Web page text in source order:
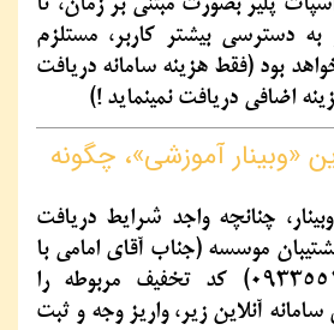
پلیر بصورت مبتنی بر زمان، تا
به دسترسی بیشتر کاربر، مستلزم
بود (فقط هزینه سامانه دریافت
اضافی دریافت نمینماید !)
«وبینار آموزشی»، چگونه
چنانچه واجد شرایط دریافت
موسسه (جناب آقای امامی با
شماره تماس 09335510340) کد تخفیف مربوطه را
آنلاین زیر، واریز وجه و ثبت